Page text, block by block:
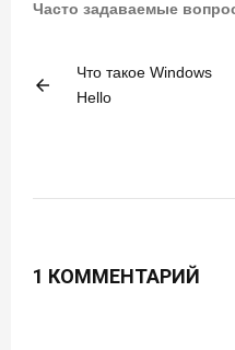
Часто задаваемые
arrow_back
Что такое Windows
Hello
1 КОММЕНТАРИЙ